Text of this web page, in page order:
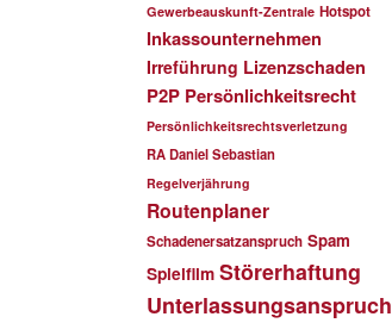
Gewerbeauskunft-Zentrale Hotspot
Inkassounternehmen
Irreführung Lizenzschaden
P2P Persönlichkeitsrecht
Persönlichkeitsrechtsverletzung
RA Daniel Sebastian
Regelverjährung
Routenplaner
Schadenersatzanspruch Spam
Spielfilm Störerhaftung
Unterlassungsanspruch